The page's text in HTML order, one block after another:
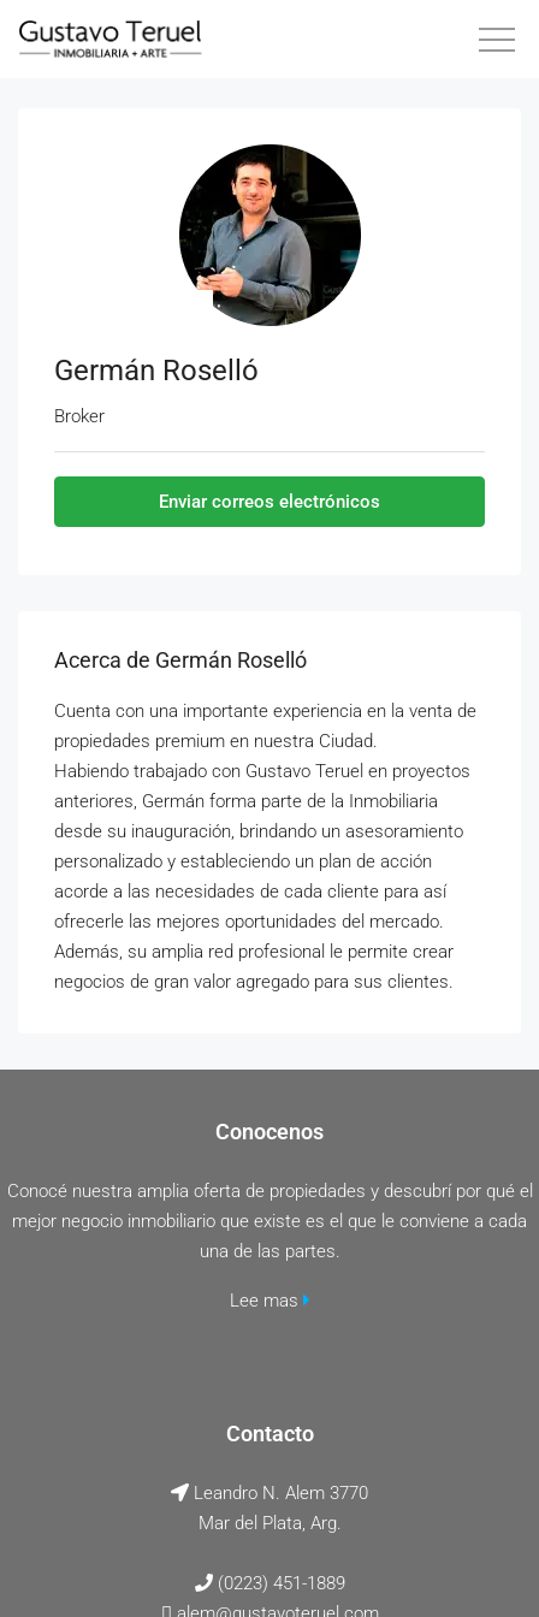
Germán Roselló
Broker
Enviar correos electrónicos
Acerca de Germán Roselló
Cuenta con una importante experiencia en la venta de
propiedades premium en nuestra Ciudad.
Habiendo trabajado con Gustavo Teruel en proyectos
anteriores, Germán forma parte de la Inmobiliaria
desde su inauguración, brindando un asesoramiento
personalizado y estableciendo un plan de acción
acorde a las necesidades de cada cliente para así
ofrecerle las mejores oportunidades del mercado.
Además, su amplia red profesional le permite crear
negocios de gran valor agregado para sus clientes.
Conocenos
Conocé nuestra amplia oferta de propiedades y descubrí por qué el
mejor negocio inmobiliario que existe es el que le conviene a cada
una de las partes.
Lee mas
Contacto
Leandro N. Alem 3770
Mar del Plata, Arg.
(0223) 451-1889